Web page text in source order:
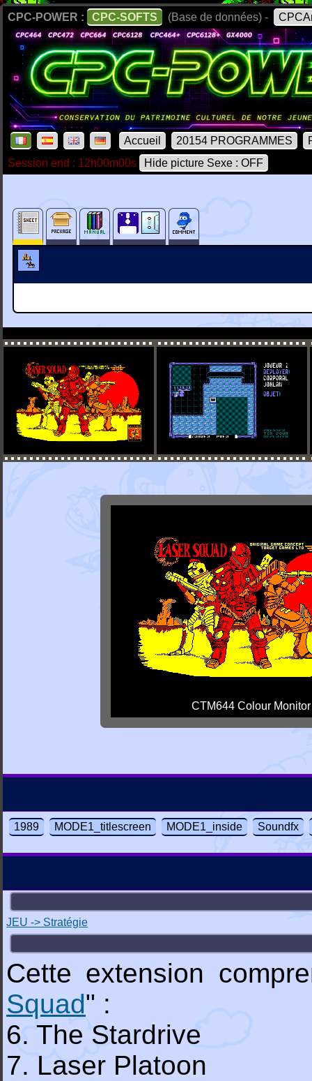
CPC-POWER : CPC-SOFTS (Base de données) -
Accueil 20154 PROGRAMMES
Session end : 12h00m00s
Hide picture Sexe : OFF
CTM644 Colour Monitor
1989 MODE1_titlescreen MODE1_inside Soundfx
JEU -> Stratégie
Cette extension
Squad" :
6. The Stardrive
7. Laser Platoon